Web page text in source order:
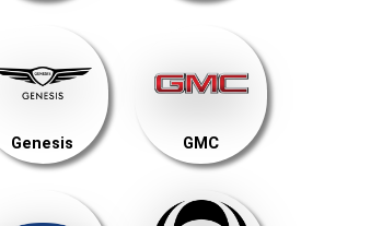
Genesis GMC